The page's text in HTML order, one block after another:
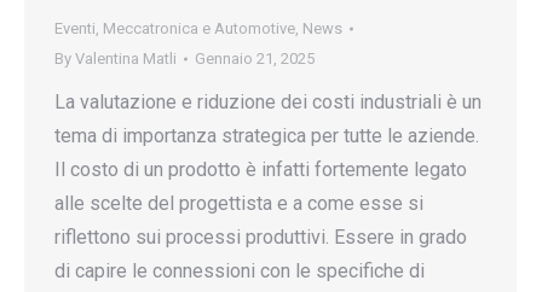
Eventi, Meccatronica e Automotive, News
By Valentina Matli Gennaio 21, 2025
La valutazione e riduzione dei costi industriali è un
tema di importanza strategica per tutte le aziende.
Il costo di un prodotto è infatti fortemente legato
alle scelte del progettista e a come esse si
riflettono sui processi produttivi. Essere in grado
di capire le connessioni con le specifiche di